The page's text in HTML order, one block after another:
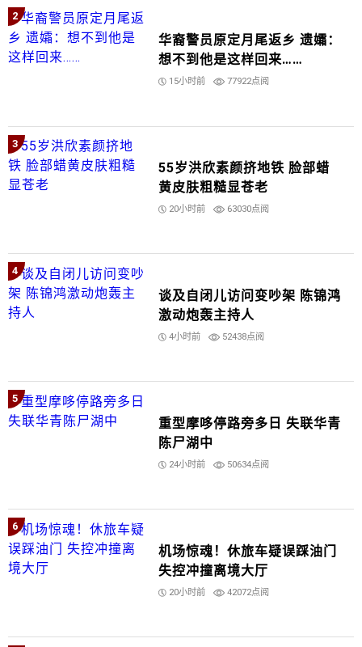
2
华裔警员原定月尾返乡 遗孀：
想不到他是这样回来……
15小时前 77922点阅
3
55岁洪欣素颜挤地铁 脸部蜡
黄皮肤粗糙显苍老
20小时前 63030点阅
4
谈及自闭儿访问变吵架 陈锦鸿
激动炮轰主持人
4小时前 52438点阅
5
重型摩哆停路旁多日 失联华青
陈尸湖中
24小时前 50634点阅
6
机场惊魂！休旅车疑误踩油门
失控冲撞离境大厅
20小时前 42072点阅